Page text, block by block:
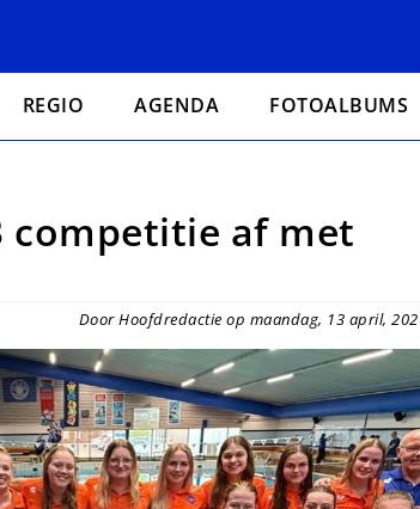
REGIO AGENDA FOTOALBUMS
competitie af met
Door Hoofdredactie op maandag, 13 april,